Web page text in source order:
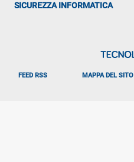
SICUREZZA INFORMATICA
FEED RSS MAPPA DEL SITO